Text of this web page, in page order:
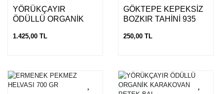
YÖRÜKÇAYIR
ÖDÜLLÜ ORGANİK
BAL 850 GR
1.425,00 TL
GÖKTEPE KEPEKSİZ
BOZKIR TAHİNİ 935
250,00 TL